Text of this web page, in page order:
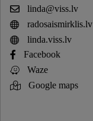
linda@viss.lv
radosaismirklis.lv
linda.viss.lv
Facebook
Waze
Google maps